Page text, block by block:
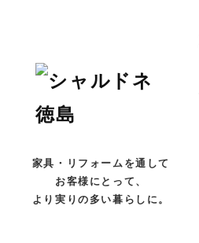
家具・リフォームを通して
お客様にとって、
より実りの多い暮らしに。